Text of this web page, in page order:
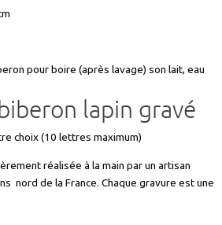
pour boire (après lavage) son lait, eau
lapin gravé
choix (10 lettres maximum)
réalisée à la main par un artisan
nord de la France. Chaque gravure est une